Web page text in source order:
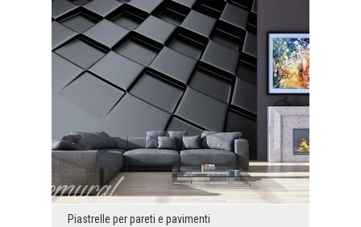
Piastrelle per pareti e pavimenti